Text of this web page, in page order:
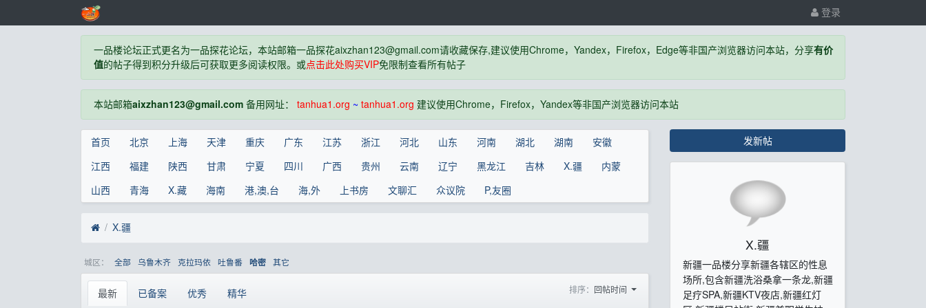
登录
一品楼论坛正式更名为一品探花论坛，本站邮箱一品探花aixzhan123@gmail.com请收藏保存,建议使用Chrome，Yandex，Firefox，Edge等非国产浏览器访问本站，分享有价
值的帖子得到积分升级后可获取更多阅读权限。或点击此处购买VIP免限制查看所有帖子
本站邮箱aixzhan123@gmail.com备用网址： tanhua1.org ~ tanhua1.org 建议使用Chrome，Firefox，Yandex等非国产浏览器访问本站
首页 北京 上海 天津 重庆 广东 江苏 浙江 河北 山东 河南 湖北 湖南
安徽
江西
福建 陕西 甘肃 宁夏 四川 广西 贵州 云南 辽宁 黑龙江 吉林 X.疆
内蒙
山西
青海 X.藏 海南 港,澳,台 海,外 上书房 文聊汇 众议院 P,友圈
X.疆
城区： 全部 乌鲁木齐 克拉玛依 吐鲁番 哈密 其它
最新 已备案 优秀 精华 排序： 回帖时间
发新帖
X.疆
新疆一品楼分享新疆各辖区的性息
场所,包含新疆洗浴桑拿一条龙,新疆
足疗SPA,新疆KTV夜店,新疆红灯